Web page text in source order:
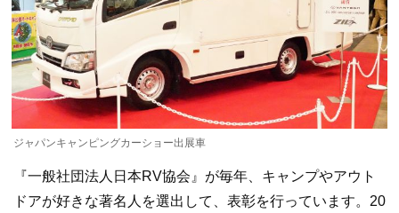
ジャパンキャンピングカーショー出展車
『一般社団法人日本RV協会』が毎年、キャンプやアウト
ドアが好きな著名人を選出して、表彰を行っています。20